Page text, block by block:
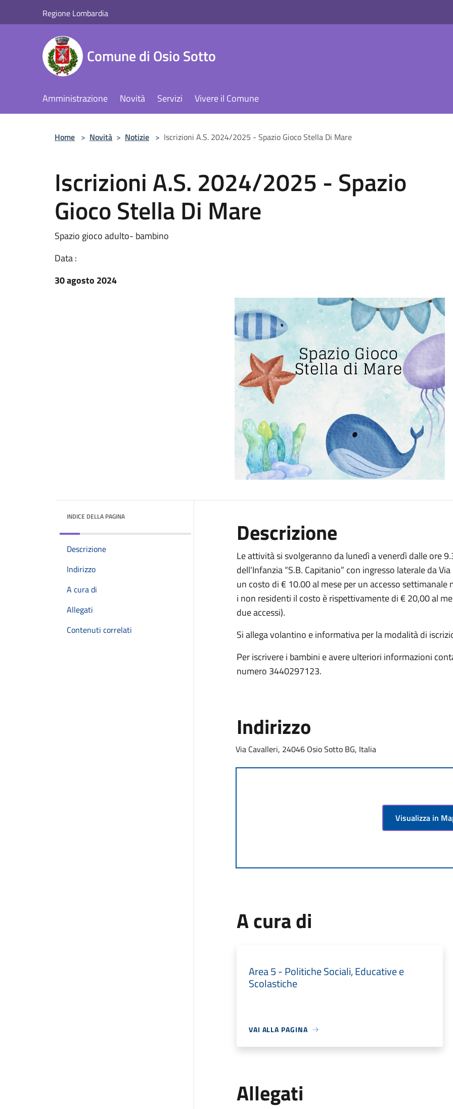
Regione Lombardia
Comune di Osio Sotto
Amministrazione Novità Servizi Vivere il Comune
Home > Novità > Notizie > Iscrizioni A.S. 2024/2025 - Spazio Gioco Stella Di Mare
Iscrizioni A.S. 2024/2025 - Spazio
Gioco Stella Di Mare
Spazio gioco adulto- bambino
Data :
30 agosto 2024
INDICE DELLA PAGINA
Descrizione
Indirizzo
A cura di
Allegati
Contenuti correlati
Descrizione
Le attività si svolgeranno da lunedì a venerdì dalle ore
dell’Infanzia “S.B. Capitanio” con ingresso laterale da
un costo di € 10.00 al mese per un accesso
i non residenti il costo è rispettivamente di € 20,00 al
due accessi).
Si allega volantino e informativa per la modalità di
Per iscrivere i bambini e avere ulteriori informazioni
numero 3440297123.
Indirizzo
Via Cavalleri, 24046 Osio Sotto BG, Italia
Visualizza in
A cura di
Area 5 - Politiche Sociali, Educative e
Scolastiche
VAI ALLA PAGINA
Allegati